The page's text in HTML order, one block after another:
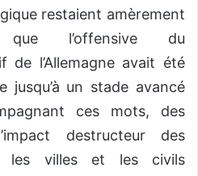
restaient amèrement
l’offensive du
de l’Allemagne avait été
jusqu’à un stade avancé
ces mots, des
destructeur des
les villes et les civils